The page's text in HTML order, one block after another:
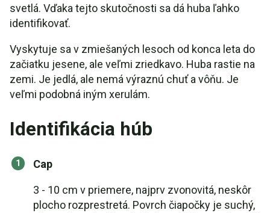
svetlá. Vďaka tejto skutočnosti sa dá huba ľahko
identifikovať.
Vyskytuje sa v zmiešaných lesoch od konca leta do
začiatku jesene, ale veľmi zriedkavo. Huba rastie na
zemi. Je jedlá, ale nemá výraznú chuť a vôňu. Je
veľmi podobná iným xerulám.
Identifikácia húb
Cap
3 - 10 cm v priemere, najprv zvonovitá, neskôr
plocho rozprestretá. Povrch čiapočky je suchý,